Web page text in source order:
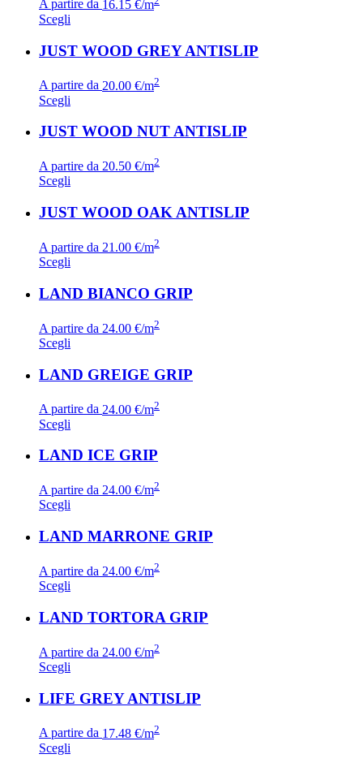
A partire da 16.15 €/m
Scegli
JUST WOOD GREY ANTISLIP
A partire da 20.00 €/m2
Scegli
JUST WOOD NUT ANTISLIP
A partire da 20.50 €/m2
Scegli
JUST WOOD OAK ANTISLIP
A partire da 21.00 €/m2
Scegli
LAND BIANCO GRIP
A partire da 24.00 €/m2
Scegli
LAND GREIGE GRIP
A partire da 24.00 €/m2
Scegli
LAND ICE GRIP
A partire da 24.00 €/m2
Scegli
LAND MARRONE GRIP
A partire da 24.00 €/m2
Scegli
LAND TORTORA GRIP
A partire da 24.00 €/m2
Scegli
LIFE GREY ANTISLIP
A partire da 17.48 €/m2
Scegli